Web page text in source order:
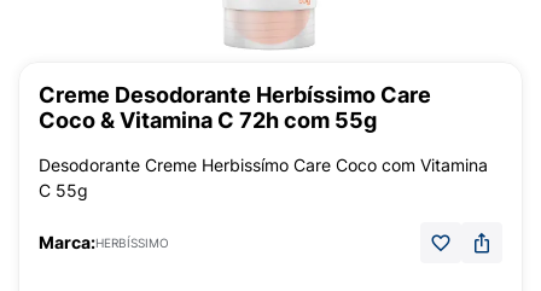
Creme Desodorante Herbíssimo Care
Coco & Vitamina C 72h com 55g
Desodorante Creme Herbissímo Care Coco com Vitamina
C 55g
Marca:HERBÍSSIMO